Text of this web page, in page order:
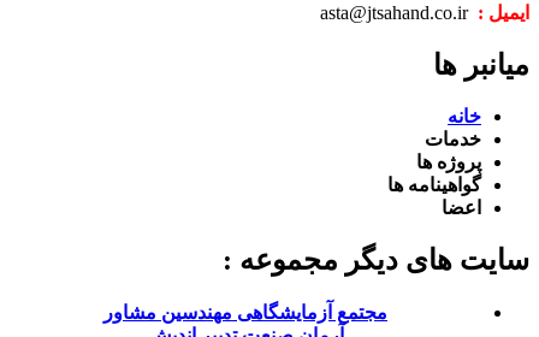
ایمیل : asta@jtsahand.co.ir
میانبر ها
خانه
خدمات
پروژه ها
گواهینامه ها
اعضا
سایت های دیگر مجموعه :
مجتمع آزمایشگاهی مهندسین مشاور